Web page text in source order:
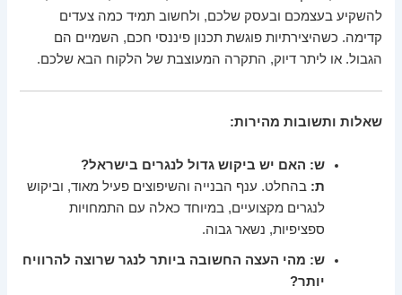
להשקיע בעצמכם ובעסק שלכם, ולחשוב תמיד כמה צעדים
קדימה. כשהיצירתיות פוגשת תכנון פיננסי חכם, השמיים הם
הגבול. או ליתר דיוק, התקרה המעוצבת של הלקוח הבא שלכם.
שאלות ותשובות מהירות:
ש: האם יש ביקוש גדול לנגרים בישראל?
ת: בהחלט. ענף הבנייה והשיפוצים פעיל מאוד, וביקוש
לנגרים מקצועיים, במיוחד כאלה עם התמחויות
ספציפיות, נשאר גבוה.
ש: מהי העצה החשובה ביותר לנגר שרוצה להרוויח
יותר?